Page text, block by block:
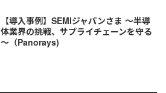
【導入事例】SEMIジャパンさま ～半導
体業界の挑戦、サプライチェーンを守る
～（Panorays)